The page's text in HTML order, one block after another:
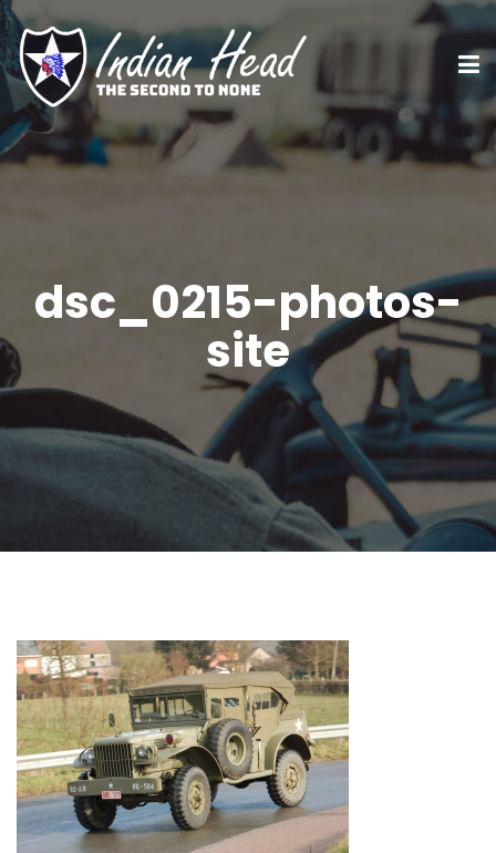
dsc_0215-photos-
site